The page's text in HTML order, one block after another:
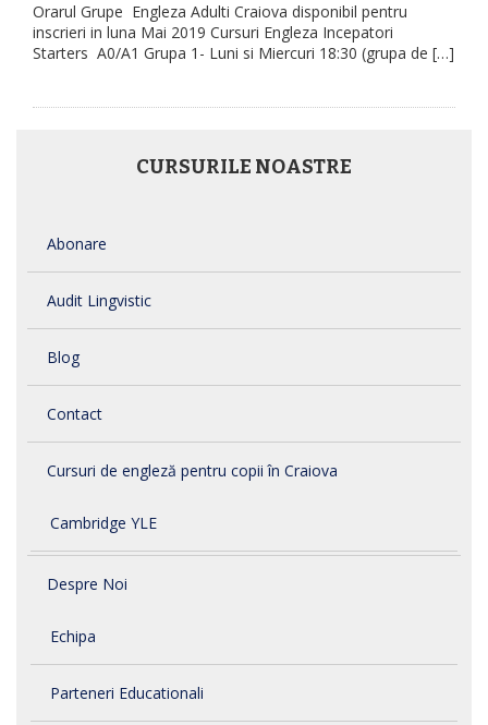
Orarul Grupe Engleza Adulti Craiova disponibil pentru
inscrieri in luna Mai 2019 Cursuri Engleza Incepatori
Starters A0/A1 Grupa 1- Luni si Miercuri 18:30 (grupa de […]
CURSURILE NOASTRE
Abonare
Audit Lingvistic
Blog
Contact
Cursuri de engleză pentru copii în Craiova
Cambridge YLE
Despre Noi
Echipa
Parteneri Educationali